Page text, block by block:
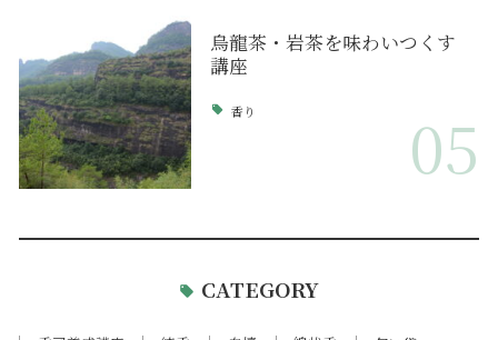
烏龍茶・岩茶を味わいつくす
講座
香り 05
CATEGORY